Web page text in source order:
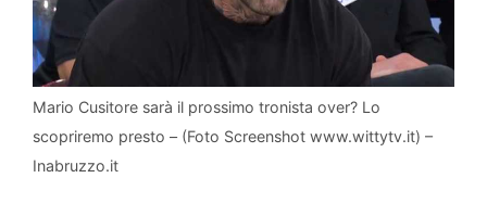
Mario Cusitore sarà il prossimo tronista over? Lo
scopriremo presto – (Foto Screenshot www.wittytv.it) –
Inabruzzo.it